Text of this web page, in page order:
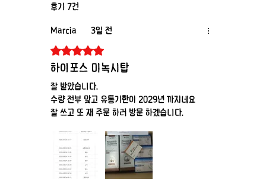
후기 7건
Marcia 3일 전
별점 5점 중 5점을 주었습니다.
하이포스 미녹시탑
잘 받았습니다.
수량 전부 맞고 유통기한이 2029년 까지네요
잘 쓰고 또 재 주문 하러 방문 하겠습니다.